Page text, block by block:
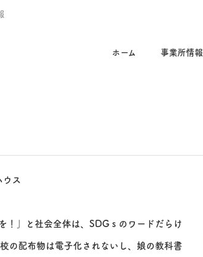
ホーム 事業所情報
ス
！」と社会全体は、SDGｓのワードだらけ
の配布物は電子化されないし、娘の教科書